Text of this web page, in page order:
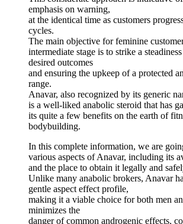
emphasis on warning,
at the identical time as customers
cycles.
The main objective for feminine
intermediate stage is to strike a
desired outcomes
and ensuring the upkeep of a protected
range.
Anavar, also recognized by its generic
is a well-liked anabolic steroid that has
its quite a few benefits on the earth of
bodybuilding.
In this complete information, we are
various aspects of Anavar, including its
and the place to obtain it legally and
Unlike many anabolic brokers, Anavar
gentle aspect effect profile,
making it a viable choice for both men
minimizes the
danger of common androgenic effects,